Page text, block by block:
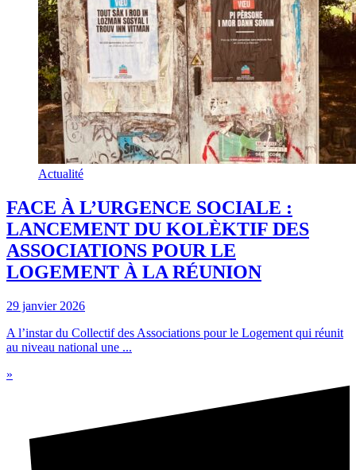
Actualité
FACE À L’URGENCE SOCIALE :
LANCEMENT DU KOLÈKTIF DES
ASSOCIATIONS POUR LE
LOGEMENT À LA RÉUNION
29 janvier 2026
A l’instar du Collectif des Associations pour le Logement qui réunit
au niveau national une ...
»